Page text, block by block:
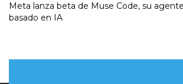
Meta lanza beta de Muse Code, su
basado en IA